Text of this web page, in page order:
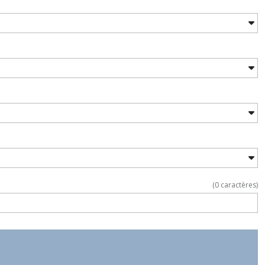
(0 caractères)